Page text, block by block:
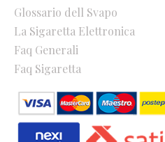
Glossario dell Svapo
La Sigaretta Elettronica
Faq Generali
Faq Sigaretta